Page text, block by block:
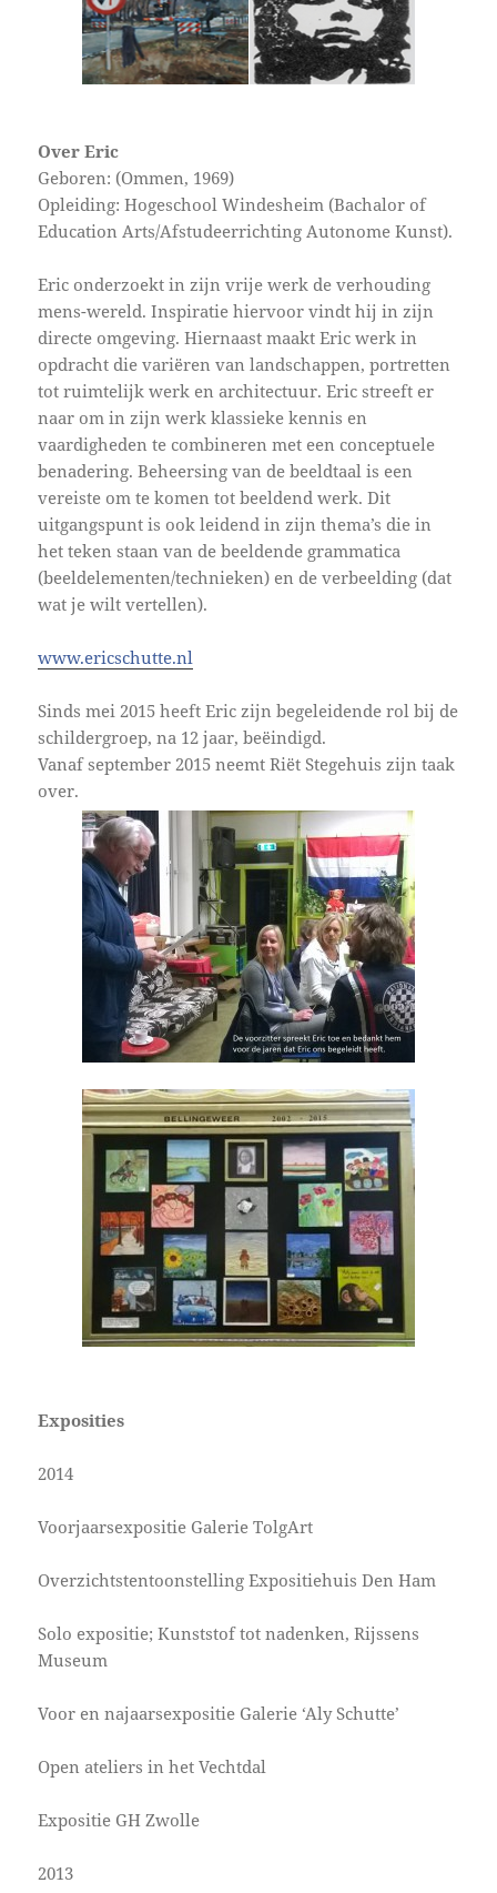
Over Eric
Geboren: (Ommen, 1969)
Opleiding: Hogeschool Windesheim (Bachalor of
Education Arts/Afstudeerrichting Autonome Kunst).
Eric onderzoekt in zijn vrije werk de verhouding
mens-wereld. Inspiratie hiervoor vindt hij in zijn
directe omgeving. Hiernaast maakt Eric werk in
opdracht die variëren van landschappen, portretten
tot ruimtelijk werk en architectuur. Eric streeft er
naar om in zijn werk klassieke kennis en
vaardigheden te combineren met een conceptuele
benadering. Beheersing van de beeldtaal is een
vereiste om te komen tot beeldend werk. Dit
uitgangspunt is ook leidend in zijn thema’s die in
het teken staan van de beeldende grammatica
(beeldelementen/technieken) en de verbeelding (dat
wat je wilt vertellen).
www.ericschutte.nl
Sinds mei 2015 heeft Eric zijn begeleidende rol bij de
schildergroep, na 12 jaar, beëindigd.
Vanaf september 2015 neemt Riët Stegehuis zijn taak
over.
Exposities
2014
Voorjaarsexpositie Galerie TolgArt
Overzichtstentoonstelling Expositiehuis Den Ham
Solo expositie; Kunststof tot nadenken, Rijssens
Museum
Voor en najaarsexpositie Galerie ‘Aly Schutte’
Open ateliers in het Vechtdal
Expositie GH Zwolle
2013